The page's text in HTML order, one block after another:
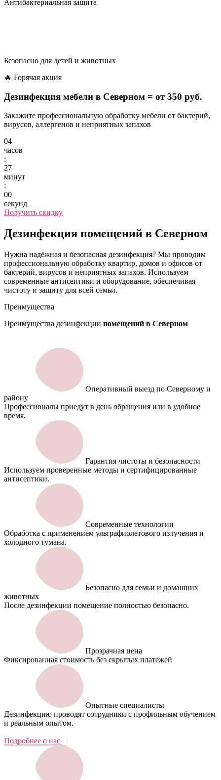
Антибактериальная защита
Безопасно для детей и животных
🔥 Горячая акция
Дезинфекция мебели в Северном = от 350 руб.
Закажите профессиональную обработку мебели от бактерий,
вирусов, аллергенов и неприятных запахов
04
часов
:
27
минут
:
00
секунд
Получить скидку
Дезинфекция помещений в Северном
Нужна надёжная и безопасная дезинфекция? Мы проводим
профессиональную обработку квартир, домов и офисов от
бактерий, вирусов и неприятных запахов. Используем
современные антисептики и оборудование, обеспечивая
чистоту и защиту для всей семьи.
Преимущества
Преимущества дезинфекции помещений в Северном
Оперативный выезд по Северному и
району
Профессионалы приедут в день обращения или в удобное
время.
Гарантия чистоты и безопасности
Используем проверенные методы и сертифицированные
антисептики.
Современные технологии
Обработка с применением ультрафиолетового излучения и
холодного тумана.
Безопасно для семьи и домашних
животных
После дезинфекции помещение полностью безопасно.
Прозрачная цена
Фиксированная стоимость без скрытых платежей
Опытные специалисты
Дезинфекцию проводят сотрудники с профильным обучением
и реальным опытом.
Подробнее о нас